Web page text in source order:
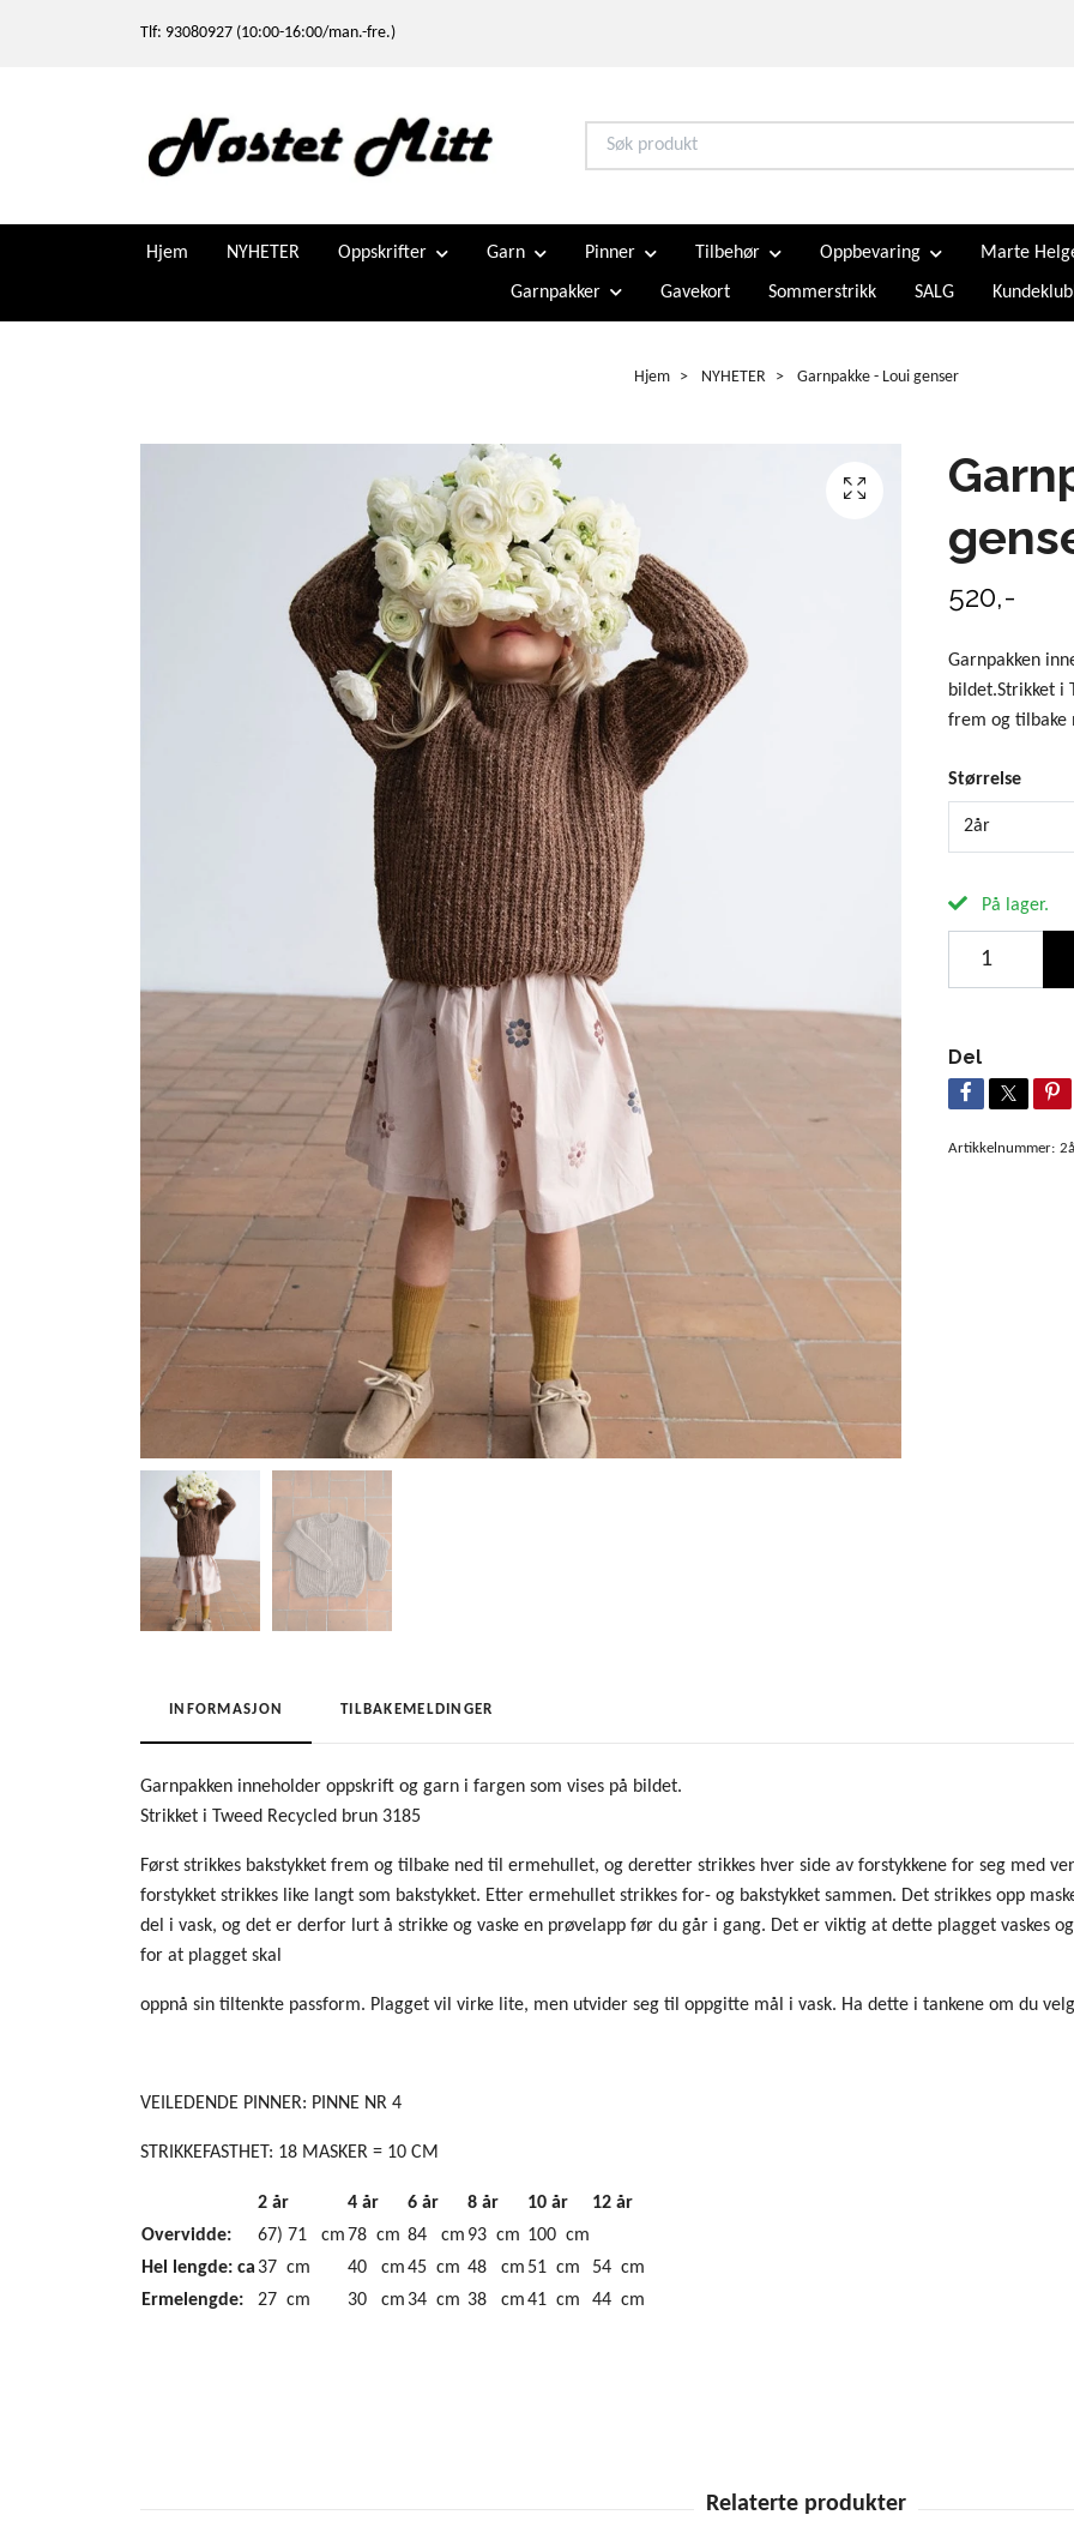
Tlf: 93080927 (10:00-16:00/man.-fre.)
Hjem NYHETER Oppskrifter Garn Pinner Tilbehør Oppbevaring Marte
Garnpakker Gavekort Sommerstrikk SALG
Hjem NYHETER Garnpakke - Loui genser
520,-
Garnpakken
bildet.Strikket i
frem og tilbake
Størrelse
2år
På lager.
Del
Artikkelnummer:
INFORMASJON TILBAKEMELDINGER
Garnpakken inneholder oppskrift og garn i fargen som vises på bildet.
Strikket i Tweed Recycled brun 3185
Først strikkes bakstykket frem og tilbake ned til ermehullet, og deretter strikkes hver side av forstykkene for seg med
forstykket strikkes like langt som bakstykket. Etter ermehullet strikkes for- og bakstykket sammen. Det strikkes opp
del i vask, og det er derfor lurt å strikke og vaske en prøvelapp før du går i gang. Det er viktig at dette plagget vaskes
for at plagget skal
oppnå sin tiltenkte passform. Plagget vil virke lite, men utvider seg til oppgitte mål i vask. Ha dette i tankene om du
VEILEDENDE PINNER: PINNE NR 4
STRIKKEFASTHET: 18 MASKER = 10 CM
2 år 4 år 6 år 8 år 10 år
12 år
Overvidde:
67) 71 cm 78 cm 84 cm 93 cm 100 cm
Hel lengde: ca 37 cm 40 cm45 cm 48 cm 51 cm
54 cm
Ermelengde:
27 cm 30 cm 34 cm 38 cm41 cm 44 cm